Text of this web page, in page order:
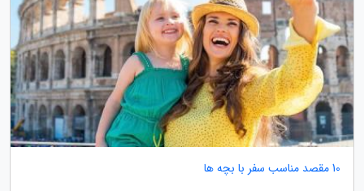
10 مقصد مناسب سفر با بچه ها